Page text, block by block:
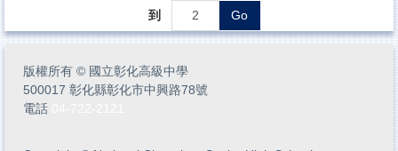
到 Go
版權所有 © 國立彰化高級中學
500017 彰化縣彰化市中興路78號
電話